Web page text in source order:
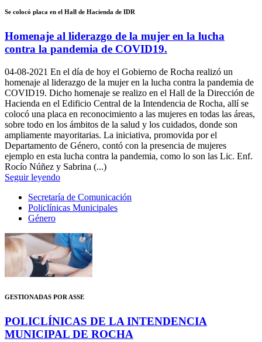
Se colocó placa en el Hall de Hacienda de IDR
Homenaje al liderazgo de la mujer en la lucha
contra la pandemia de COVID19.
04-08-2021 En el día de hoy el Gobierno de Rocha realizó un
homenaje al liderazgo de la mujer en la lucha contra la pandemia de
COVID19. Dicho homenaje se realizo en el Hall de la Dirección de
Hacienda en el Edificio Central de la Intendencia de Rocha, allí se
colocó una placa en reconocimiento a las mujeres en todas las áreas,
sobre todo en los ámbitos de la salud y los cuidados, donde son
ampliamente mayoritarias. La iniciativa, promovida por el
Departamento de Género, contó con la presencia de mujeres
ejemplo en esta lucha contra la pandemia, como lo son las Lic. Enf.
Rocío Núñez y Sabrina (...)
Seguir leyendo
Secretaría de Comunicación
Policlínicas Municipales
Género
GESTIONADAS POR ASSE
POLICLÍNICAS DE LA INTENDENCIA
MUNICIPAL DE ROCHA